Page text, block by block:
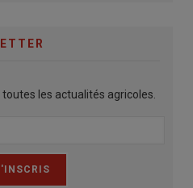
les actualités agricoles.